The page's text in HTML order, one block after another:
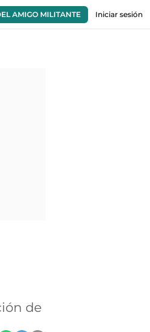
AMIGO MILITANTE Iniciar sesión
de